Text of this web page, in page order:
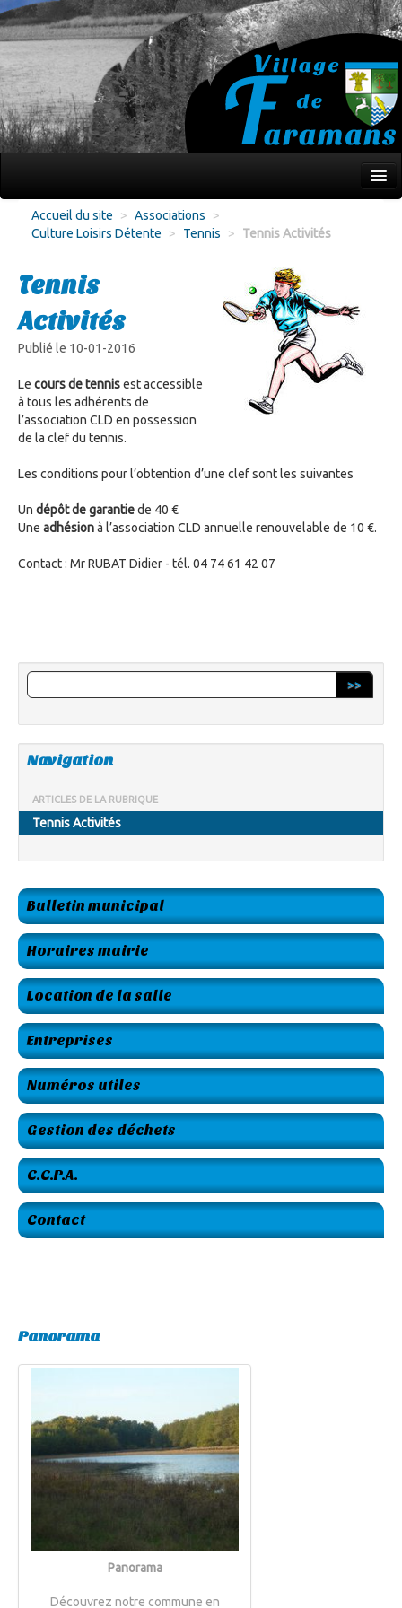
Écoles Jeunesse
Culture Loisirs
Associations
Environnement
Infos pratiques
Accueil du site > Associations
>
Culture Loisirs Détente
> Tennis > Tennis Activités
Tennis
Activités
Publié le 10-01-2016
Le cours de tennisest accessible
à tous les adhérents de
l’association CLD en possession
de la clef du tennis.
Les conditions pour l’obtention d’une clef sont les suivantes
Un dépôt de garantiede 40 €
Une adhésionà l’association CLD annuelle renouvelable de 10 €.
Contact : Mr RUBAT Didier - tél. 04 74 61 42 07
>>
Navigation
ARTICLES DE LA RUBRIQUE
Tennis Activités
Bulletin municipal
Horaires mairie
Location de la salle
Entreprises
Numéros utiles
Gestion des déchets
C.C.P.A.
Contact
Panorama
Panorama
Découvrez notre commune en